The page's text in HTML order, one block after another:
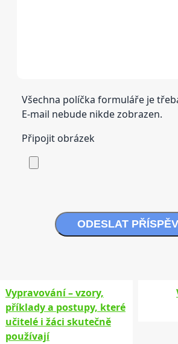
Všechna políčka formuláře je
E-mail nebude nikde zobrazen.
Připojit obrázek
ODESLAT
Vypravování – vzory,
příklady a postupy, které
učitelé i žáci skutečně
používají